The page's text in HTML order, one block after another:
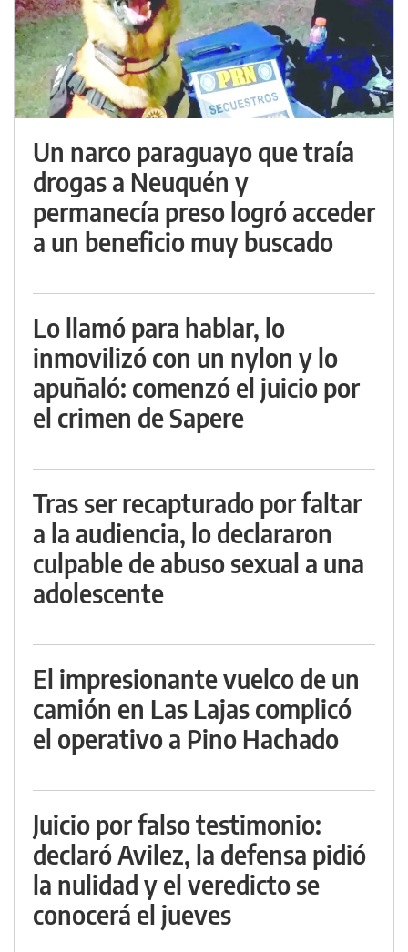
Un narco paraguayo que traía
drogas a Neuquén y
permanecía preso logró acceder
a un beneficio muy buscado
Lo llamó para hablar, lo
inmovilizó con un nylon y lo
apuñaló: comenzó el juicio por
el crimen de Sapere
Tras ser recapturado por faltar
a la audiencia, lo declararon
culpable de abuso sexual a una
adolescente
El impresionante vuelco de un
camión en Las Lajas complicó
el operativo a Pino Hachado
Juicio por falso testimonio:
declaró Avilez, la defensa pidió
la nulidad y el veredicto se
conocerá el jueves